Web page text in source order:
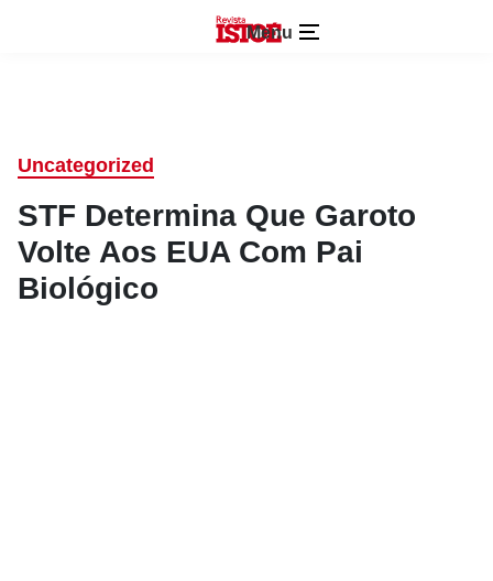
Menu
Uncategorized
STF Determina Que Garoto
Volte Aos EUA Com Pai
Biológico